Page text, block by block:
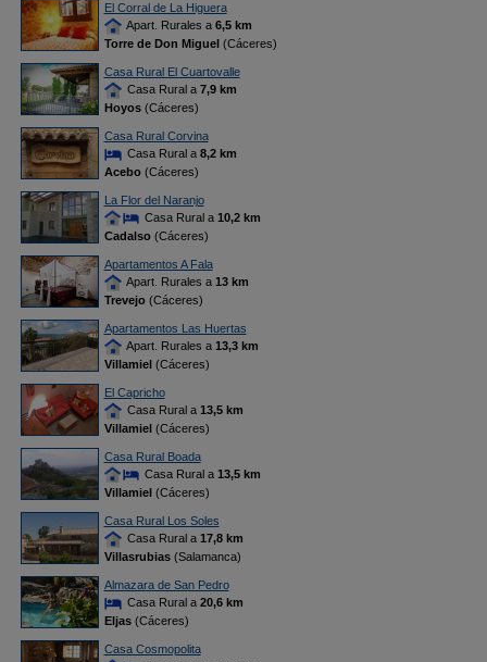
El Corral de La Higuera
Apart. Rurales a 6,5 km
Torre de Don Miguel(Cáceres)
Casa Rural El Cuartovalle
Casa Rural a 7,9 km
Hoyos(Cáceres)
Casa Rural Corvina
Casa Rural a 8,2 km
Acebo(Cáceres)
La Flor del Naranjo
Casa Rural a 10,2 km
Cadalso(Cáceres)
Apartamentos A Fala
Apart. Rurales a 13 km
Trevejo(Cáceres)
Apartamentos Las Huertas
Apart. Rurales a 13,3 km
Villamiel(Cáceres)
El Capricho
Casa Rural a 13,5 km
Villamiel(Cáceres)
Casa Rural Boada
Casa Rural a 13,5 km
Villamiel(Cáceres)
Casa Rural Los Soles
Casa Rural a 17,8 km
Villasrubias(Salamanca)
Almazara de San Pedro
Casa Rural a 20,6 km
Eljas(Cáceres)
Casa Cosmopolita